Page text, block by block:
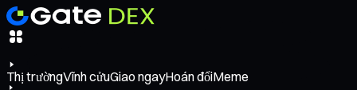
Thị trườngVĩnh cửuGiao ngayHoán đổiMeme